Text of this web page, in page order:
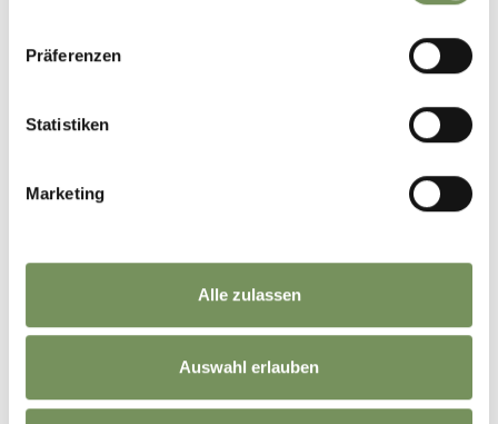
Präferenzen
Statistiken
Marketing
Alle zulassen
Auswahl erlauben